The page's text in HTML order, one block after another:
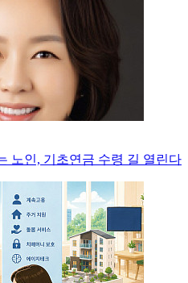
노인, 기초연금 수령 길 열린다